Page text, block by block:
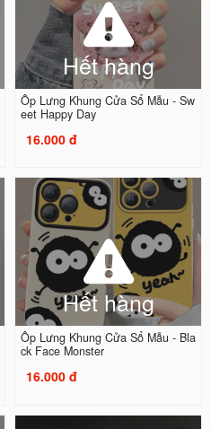
Hết hàng
Ốp Lưng Khung Cửa Sổ Mẫu - Sw
eet Happy Day
16.000 đ
Hết hàng
Ốp Lưng Khung Cửa Sổ Mẫu - Bla
ck Face Monster
16.000 đ